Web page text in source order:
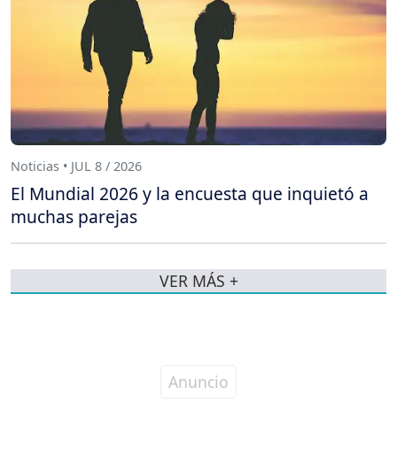
Noticias • JUL 8 / 2026
El Mundial 2026 y la encuesta que inquietó a
muchas parejas
VER MÁS +